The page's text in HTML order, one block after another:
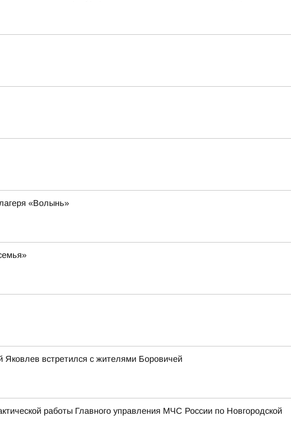
«Волынь»
Яковлев встретился с жителями Боровичей
работы Главного управления МЧС России по Новгородской